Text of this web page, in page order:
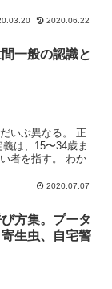
2020.06.22
一般の認識と
いぶ異なる。 正
は、15〜34歳ま
者を指す。 わか
2020.07.07
方集。プータ
生虫、自宅警